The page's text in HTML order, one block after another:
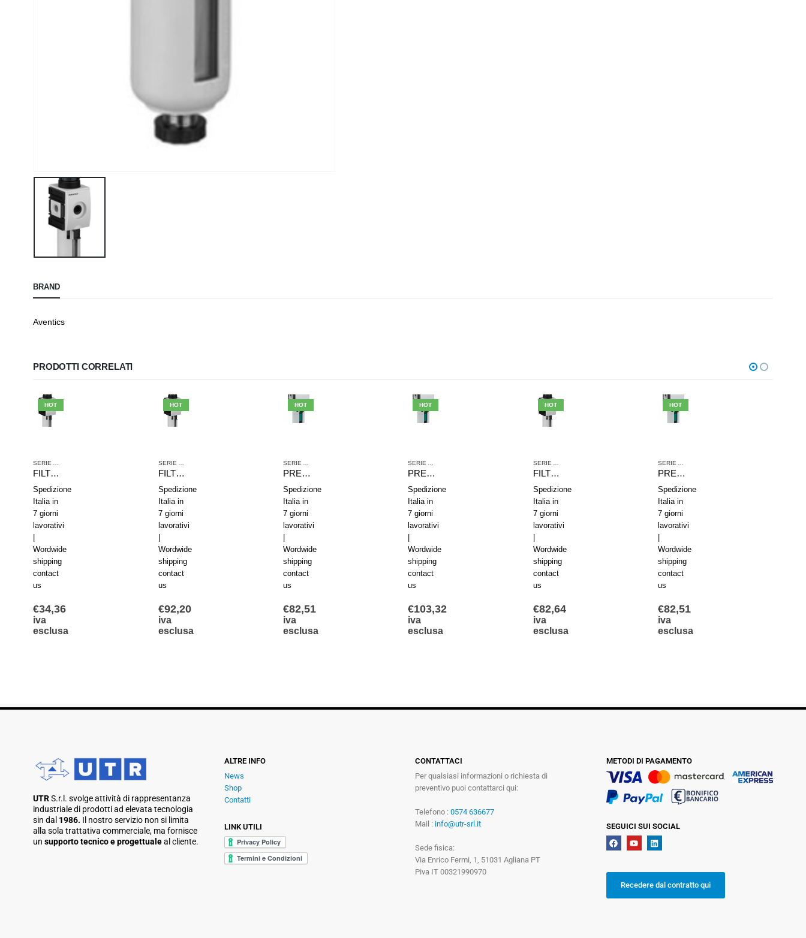
BRAND
Aventics
PRODOTTI CORRELATI
HOT
FILTRO AVENTICS SERIE AS2-FLS R412006012
Spedizione
Italia in
7 giorni
lavorativi
Wordwide
shipping
contact
us
€34,36
iva
esclusa
HOT
FILTRO RIDUTTORE DI PRESSIONE AVENTICS SERIE AS2-FLS R412006007
Spedizione
Italia in
7 giorni
lavorativi
Wordwide
shipping
contact
us
€92,20
iva
esclusa
HOT
PREFILTRO AVENTICS SERIE AS2-FLP R412006027
Spedizione
Italia in
7 giorni
lavorativi
Wordwide
shipping
contact
us
€82,51
iva
esclusa
HOT
PREFILTRO AVENTICS SERIE AS2-FLP R412006033
Spedizione
Italia in
7 giorni
lavorativi
Wordwide
shipping
contact
us
€103,32
iva
esclusa
HOT
FILTRO RIDUTTORE DI PRESSIONE AVENTICS SERIE AS2-FLS R412006011
Spedizione
Italia in
7 giorni
lavorativi
Wordwide
shipping
contact
us
€82,64
iva
esclusa
HOT
PREFILTRO AVENTICS SERIE AS2-FLP R412006018
Spedizione
Italia in
7 giorni
lavorativi
Wordwide
shipping
contact
us
€82,51
iva
esclusa
UTRS.r.l. svolge attività di rappresentanza
industriale di prodotti ad elevata tecnologia
sin dal 1986. Il nostro servizio non si limita
alla sola trattativa commerciale, ma fornisce
un supporto tecnico e progettualeal cliente.
ALTRE INFO
News
Shop
Contatti
LINK UTILI
CONTATTACI
Per qualsiasi informazioni o richiesta di
preventivo puoi contattarci qui:
Telefono : 0574 636677
Mail : info@utr-srl.it
Sede fisica:
Via Enrico Fermi, 1, 51031 Agliana PT
Piva IT 00321990970
METODI DI PAGAMENTO
SEGUICI SUI SOCIAL
Recedere dal contratto qui